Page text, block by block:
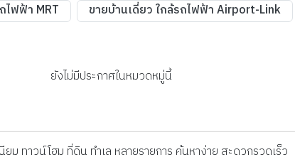
ไฟฟ้า MRT ขายบ้านเดี่ยว ใกล้รถไฟฟ้า Airport-Link
ยังไม่มีประกาศในหมวดหมู่นี้
ม ทาวน์โฮม ที่ดิน ทำเล หลายรายการ ค้นหาง่าย สะดวกรวดเร็ว